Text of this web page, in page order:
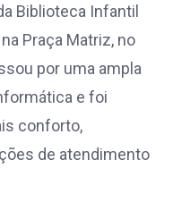
Biblioteca Infantil
Praça Matriz, no
por uma ampla
e foi
conforto,
de atendimento